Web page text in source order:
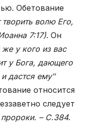
Обетование
творить волю Его,
7:17). Он
же у кого из вас
у Бога, дающего
дастся ему″
относится
следует
– С.384.